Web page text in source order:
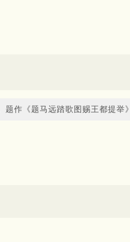
作《题马远踏歌图赐王都提举》